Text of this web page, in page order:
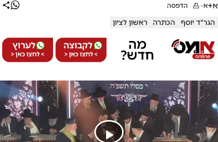
א+א- הדפסה
הגר"ד יוסף הכתרה ראשון לציון